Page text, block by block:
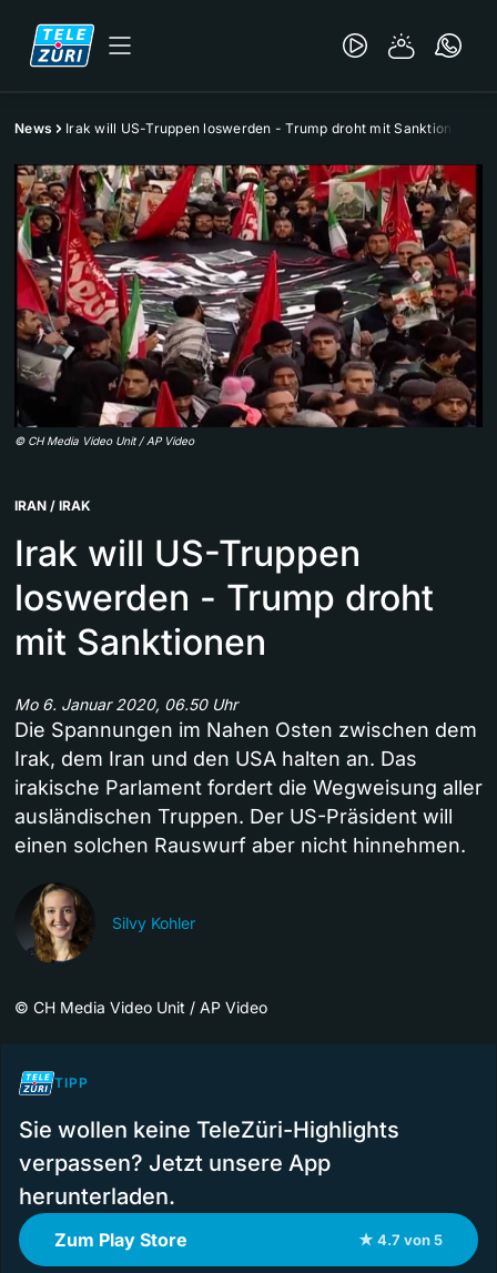
News Irak will US-Truppen loswerden - Trump droht mit Sanktionen
© CH Media Video Unit / AP Video
IRAN / IRAK
Irak will US-Truppen
loswerden - Trump droht
mit Sanktionen
Mo 6. Januar 2020, 06.50 Uhr
Die Spannungen im Nahen Osten zwischen dem
Irak, dem Iran und den USA halten an. Das
irakische Parlament fordert die Wegweisung aller
ausländischen Truppen. Der US-Präsident will
einen solchen Rauswurf aber nicht hinnehmen.
Silvy Kohler
© CH Media Video Unit / AP Video
TIPP
Sie wollen keine TeleZüri-Highlights
verpassen? Jetzt unsere App
herunterladen.
Zum Play Store ★ 4.7 von 5